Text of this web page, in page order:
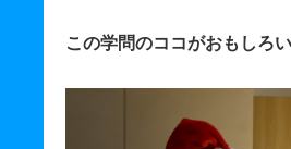
この学問のココがおもしろい